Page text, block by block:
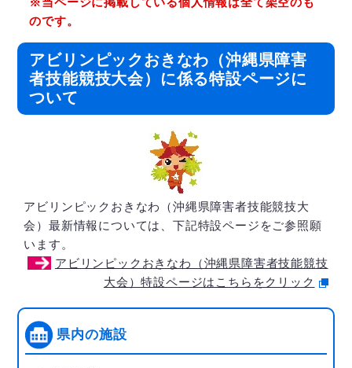
のです。
アビリンピックおきなわ（沖縄県障害
者技能競技大会）に係る特設ページに
ついて
アビリンピックおきなわ（沖縄県障害者技能競技大
会）最新情報については、下記特設ページをご参照願
います。
アビリンピックおきなわ（沖縄県障害者技能競技
大会）特設ページはこちらをクリック
県内の施設